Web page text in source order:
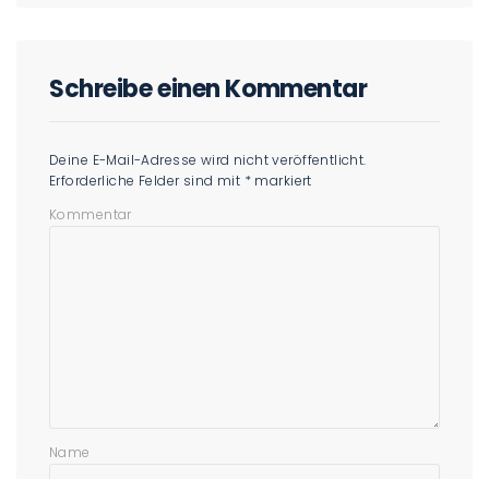
Schreibe einen Kommentar
Deine E-Mail-Adresse wird nicht veröffentlicht.
Erforderliche Felder sind mit * markiert
Kommentar
Name